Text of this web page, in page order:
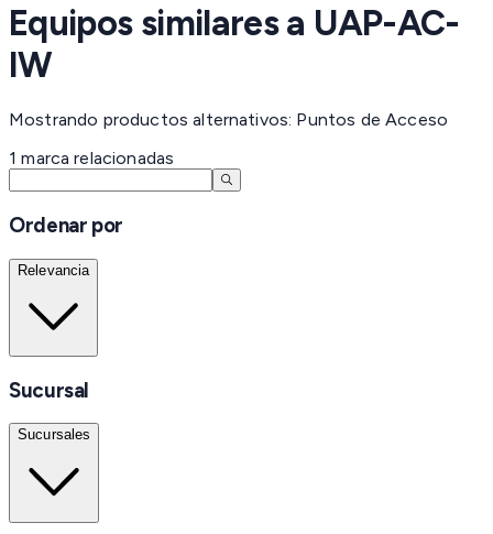
Equipos similares a UAP-AC-
IW
Mostrando productos alternativos: Puntos de Acceso
1 marca relacionadas
Ordenar por
Relevancia
Sucursal
Sucursales